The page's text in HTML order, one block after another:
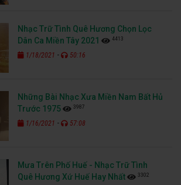
Nhạc Trữ Tình Quê Hương Chọn Lọc
Dân Ca Miền Tây 2021
4413
1/18/2021 - 50:16
Những Bài Nhạc Xưa Miền Nam Bất Hủ
Trước 1975
3987
1/16/2021 - 57:08
Mưa Trên Phố Huế - Nhạc Trữ Tình
Quê Hương Xứ Huế Hay Nhất
3302